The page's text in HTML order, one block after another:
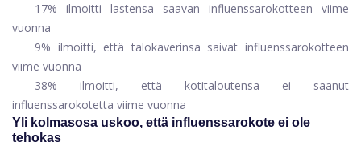
17% ilmoitti lastensa saavan influenssarokotteen viime
vuonna
9% ilmoitti, että talokaverinsa saivat influenssarokotteen
viime vuonna
38% ilmoitti, että kotitaloutensa ei saanut
influenssarokotetta viime vuonna
Yli kolmasosa uskoo, että influenssarokote ei ole
tehokas